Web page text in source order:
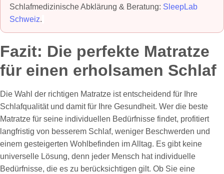
Schlafmedizinische Abklärung & Beratung: SleepLab
Schweiz.
Fazit: Die perfekte Matratze
für einen erholsamen Schlaf
Die Wahl der richtigen Matratze ist entscheidend für Ihre
Schlafqualität und damit für Ihre Gesundheit. Wer die beste
Matratze für seine individuellen Bedürfnisse findet, profitiert
langfristig von besserem Schlaf, weniger Beschwerden und
einem gesteigerten Wohlbefinden im Alltag. Es gibt keine
universelle Lösung, denn jeder Mensch hat individuelle
Bedürfnisse, die es zu berücksichtigen gilt. Ob Sie eine